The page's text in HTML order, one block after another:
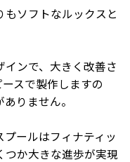
もソフトなルックスと
ンで、大きく改善さ
スで製作しますの
りません。
ールはフィナティッ
つか大きな進歩が実現